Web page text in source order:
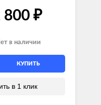
800 ₽
в наличии
КУПИТЬ
в 1 клик